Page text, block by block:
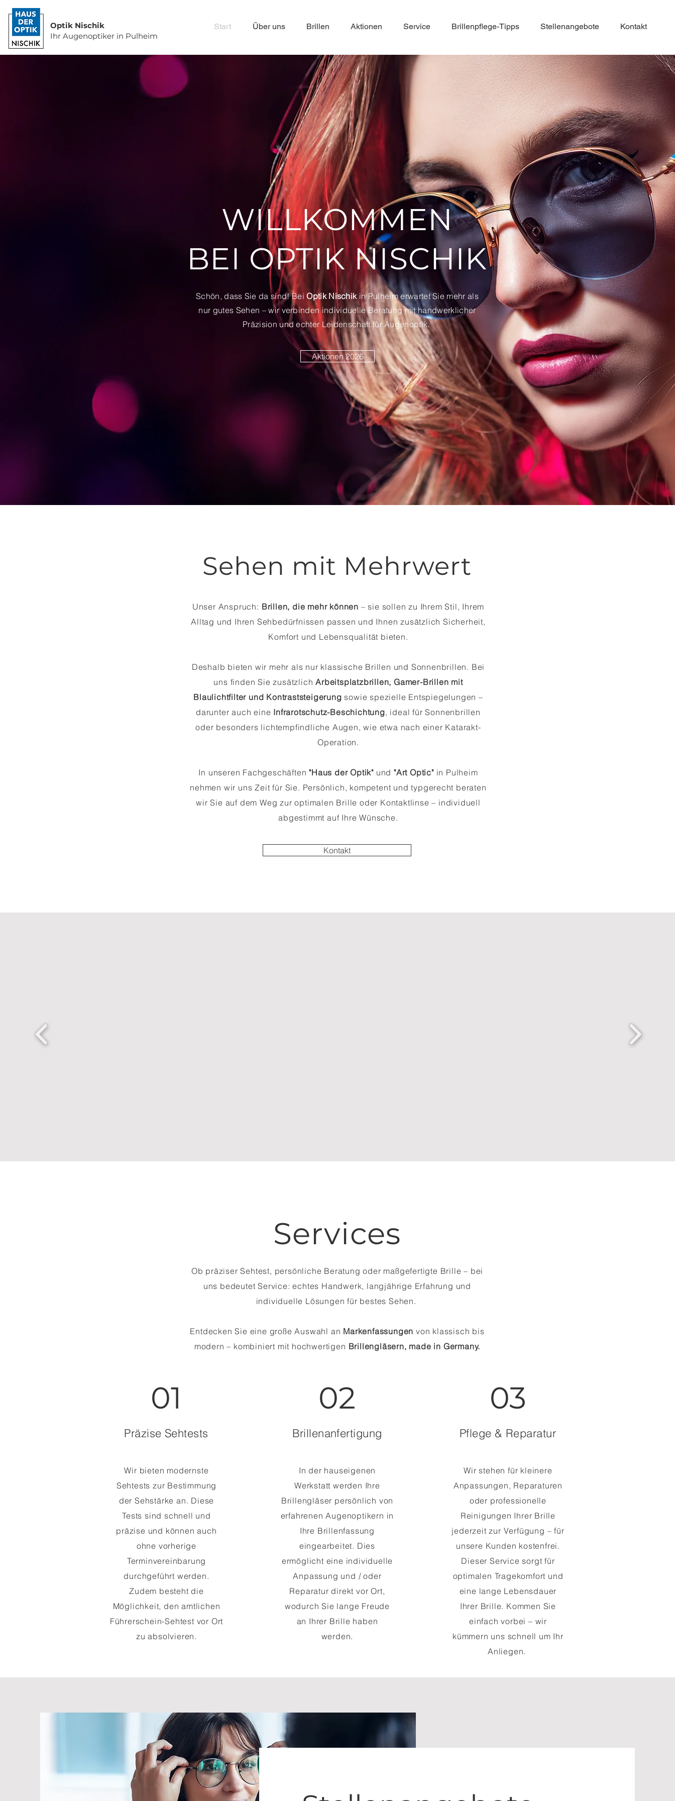
Optik Nischik
Ihr Augenoptiker in Pulheim
Start Über uns Brillen Aktionen Service Brillenpflege-Tipps Stellenangebote Kontakt
WILLKOMMEN
BEI OPTIK NISCHIK
Schön, dass Sie da sind! BeiOptik Nischikin Pulheim erwartet Sie mehr als
nur gutes Sehen – wir verbinden individuelle Beratung mit handwerklicher
Präzision und echter Leidenschaft für Augenoptik.
Aktionen 2026
Sehen mit Mehrwert
Unser Anspruch: Brillen, die mehr können – sie sollen zu Ihrem Stil, Ihrem
Alltag und Ihren Sehbedürfnissen passen und Ihnen zusätzlich Sicherheit,
Komfort und Lebensqualität bieten.
Deshalb bieten wir mehr als nur klassische Brillen und Sonnenbrillen. Bei
uns finden Sie zusätzlichArbeitsplatzbrillen, Gamer-Brillen mit
Blaulichtfilter und Kontraststeigerung sowie spezielle Entspiegelungen –
darunter auch eine Infrarotschutz-Beschichtung, ideal für Sonnenbrillen
oder besonders lichtempfindliche Augen, wie etwa nach einer Katarakt-
Operation.
In unseren Fachgeschäften "Haus derOptik" und "Art Optic"in Pulheim
nehmen wir unsZeit für Sie. Persönlich, kompetent und typgerecht beraten
wir Sie auf dem Weg zur optimalen Brille oder Kontaktlinse – individuell
abgestimmt auf Ihre Wünsche.
Kontakt
Services
Ob präziser Sehtest, persönliche Beratung oder maßgefertigte Brille – bei
uns bedeutet Service: echtes Handwerk, langjährige Erfahrung und
individuelle Lösungen für bestes Sehen.
Entdecken Sie eine große Auswahl an Markenfassungen von klassisch bis
modern – kombiniert mit hochwertigen Brillengläsern, made in Germany.
01
Präzise Sehtests
Wir bieten modernste
Sehtests zur Bestimmung
der Sehstärke an. Diese
Tests sind schnell und
präzise und können auch
ohne vorherige
Terminvereinbarung
durchgeführt werden.
Zudem besteht die
Möglichkeit, den amtlichen
Führerschein-Sehtest vor Ort
zu absolvieren.
02
Brillenanfertigung
In der hauseigenen
Werkstatt werden Ihre
Brillengläser persönlich von
erfahrenen Augenoptikern in
Ihre Brillenfassung
eingearbeitet. Dies
ermöglicht eine individuelle
Anpassung und / oder
Reparatur direkt vor Ort,
wodurch Sie lange Freude
an Ihrer Brille haben
werden.
03
Pflege & Reparatur
Wir stehen für kleinere
Anpassungen, Reparaturen
oder professionelle
Reinigungen Ihrer Brille
jederzeit zur Verfügung – für
unsere Kunden kostenfrei.
Dieser Service sorgt für
optimalen Tragekomfort und
eine lange Lebensdauer
Ihrer Brille. Kommen Sie
einfach vorbei – wir
kümmern uns schnell um Ihr
Anliegen.